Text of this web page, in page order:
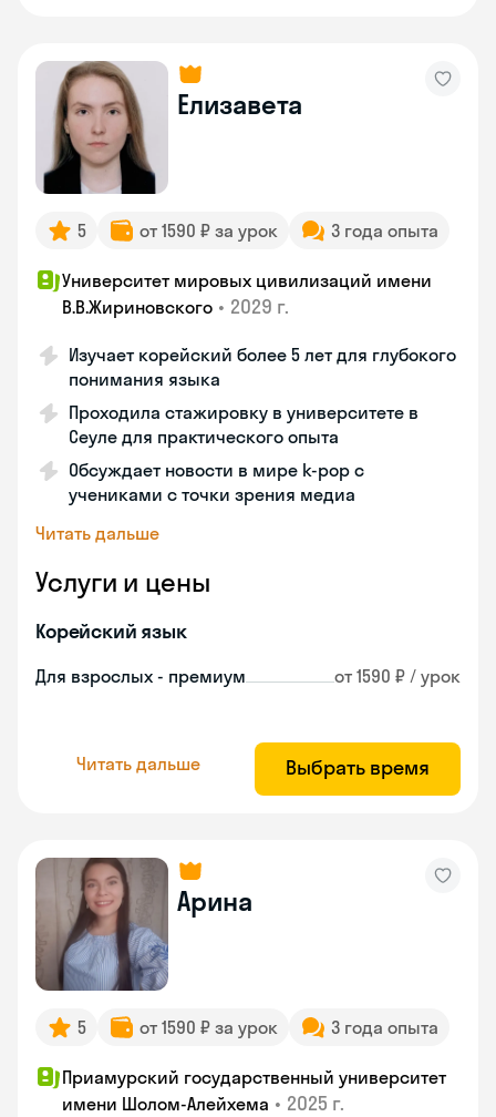
Елизавета
5 от 1590 ₽ за урок 3 года опыта
Университет мировых цивилизаций имени
В.В.Жириновского • 2029 г.
Изучает корейский более 5 лет для глубокого
понимания языка
Проходила стажировку в университете в
Сеуле для практического опыта
Обсуждает новости в мире k-pop с
учениками с точки зрения медиа
Читать дальше
Услуги и цены
Корейский язык
Для взрослых - премиум от 1590 ₽ / урок
Читать дальше Выбрать время
Арина
5 от 1590 ₽ за урок 3 года опыта
Приамурский государственный университет
имени Шолом-Алейхема • 2025 г.